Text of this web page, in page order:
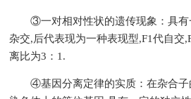
③一对相对性状的遗传现象：具有
杂交,后代表现为一种表现型,F1代自交
离比为3：1.
④基因分离定律的实质：在杂合子